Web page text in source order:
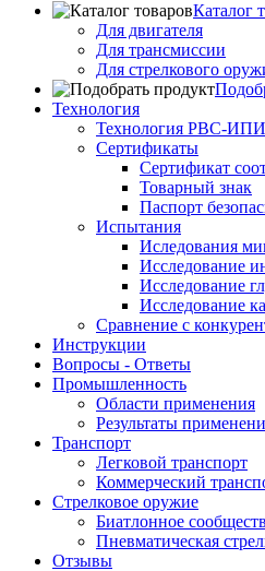
Каталог
Для двигателя
Для трансмиссии
Для стрелкового
Технология
Технология РВС-ИПИ
Сертификаты
Сертификат
Товарный знак
Паспорт
Испытания
Иследования
Исследование
Исследование
Исследование
Сравнение с
Инструкции
Вопросы - Ответы
Промышленность
Области применения
Результаты
Транспорт
Легковой транспорт
Коммерческий
Стрелковое оружие
Биатлонное
Пневматическая
Отзывы